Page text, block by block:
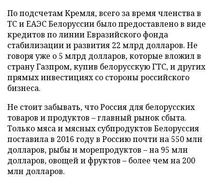
По подсчетам Кремля, всего за время членства в
ТС и ЕАЭС Белоруссии было предоставлено в виде
кредитов по линии Евразийского фонда
стабилизации и развития 22 млрд долларов. Не
говоря уже о 5 млрд долларов, которые вложил в
страну Газпром, купив белорусскую ГТС, и других
прямых инвестициях со стороны российского
бизнеса.
Не стоит забывать, что Россия для белорусских
товаров и продуктов – главный рынок сбыта.
Только мяса и мясных субпродуктов Белоруссия
поставила в 2016 году в Россию почти на 550 млн
долларов, рыбы и морепродуктов – на 95 млн
долларов, овощей и фруктов – более чем на 200
млн долларов.